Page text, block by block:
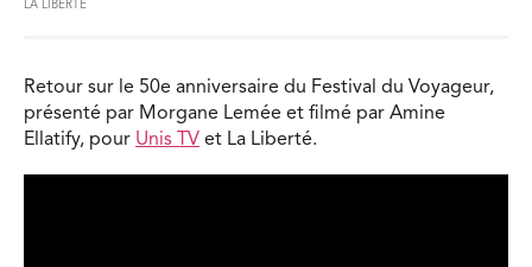
LA LIBERTÉ
Retour sur le 50e anniversaire du Festival du Voyageur,
présenté par Morgane Lemée et filmé par Amine
Ellatify, pour Unis TV et La Liberté.